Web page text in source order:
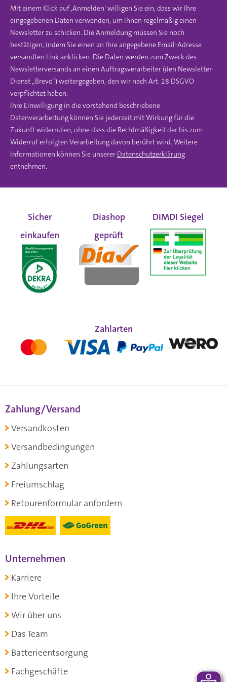
Mit einem Klick auf ‚Anmelden‘ willigen Sie ein, dass wir Ihre
eingegebenen Daten verwenden, um Ihnen regelmäßig einen
Newsletter zu schicken. Die Anmeldung müssen Sie noch
bestätigen, indem Sie einen an Ihre angegebene Email-Adresse
versandten Link anklicken. Die Daten werden zum Zweck des
Newsletterversands an einen Auftragsverarbeiter (den Newsletter-
Dienst „Brevo“) weitergegeben, den wir nach Art. 28 DSGVO
verpflichtet haben.
Ihre Einwilligung in die vorstehend beschriebene
Datenverarbeitung können Sie jederzeit mit Wirkung für die
Zukunft widerrufen, ohne dass die Rechtmäßigkeit der bis zum
Widerruf erfolgten Verarbeitung davon berührt wird. Weitere
Informationen können Sie unserer Datenschutzerklärung
entnehmen.
Sicher
einkaufen
Diashop
geprüft
DIMDI Siegel
Zahlarten
Zahlung/Versand
Versandkosten
Versandbedingungen
Zahlungsarten
Freiumschlag
Retourenformular anfordern
Unternehmen
Karriere
Ihre Vorteile
Wir über uns
Das Team
Batterieentsorgung
Fachgeschäfte